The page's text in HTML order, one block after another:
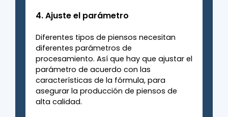
4. Ajuste el parámetro
Diferentes tipos de piensos necesitan
diferentes parámetros de
procesamiento. Así que hay que ajustar el
parámetro de acuerdo con las
características de la fórmula, para
asegurar la producción de piensos de
alta calidad.